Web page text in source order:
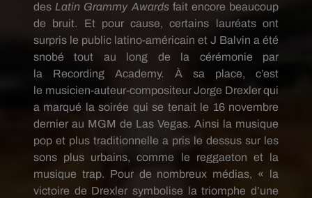
des Latin Grammy Awards fait encore beaucoup
de bruit.
Et pour cause, certains lauréats ont
surpris le public latino-américain et J Balvin a été
snobé tout au long de la cérémonie par
la
Recording Academy.
À sa place, c’est
le musicien-auteur-compositeur Jorge Drexler qui
a marqué la soirée qui se tenait le 16 novembre
dernier au MGM de Las Vegas. Ainsi la musique
pop et plus traditionnelle a pris le dessus sur les
sons plus urbains, comme le
reggaeton et la
musique trap. Pour de nombreux médias, « la
victoire de Drexler symbolise la triomphe d’une